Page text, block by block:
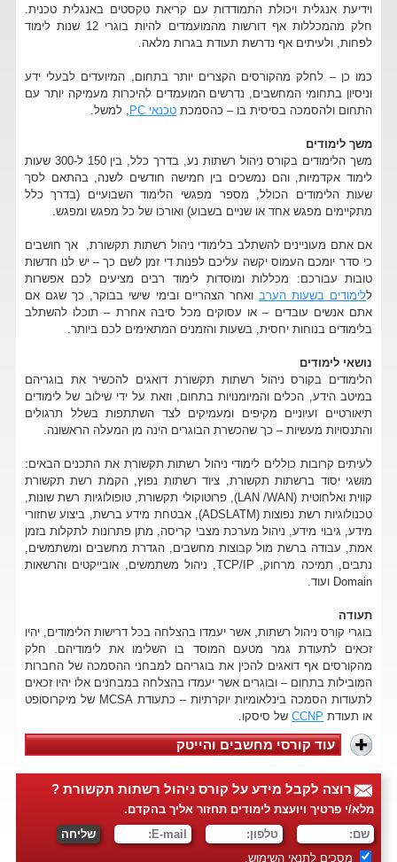
וידיעת אנגלית ויכולת התמודדות עם קריאת טקסטים באנגלית טכנית.
חלק מהמכללות אף דורשות מהמועמדים להיות בוגרי 12 שנות לימוד
לפחות, ולעיתים אף נדרשת תעודת בגרות מלאה.
כמו כן – לחלק מהקורסים הקצרים יותר בתחום, המיועדים לבעלי ידע
וניסיון בתחומי המחשבים, נדרשים המועמדים להיכרות מעמיקה יותר עם
התחום ולהסמכה בסיסית בו – כהסמכת טכנאי PC , למשל.
משך לימודים
משך הלימודים בקורס ניהול רשתות נע, בדרך כלל, בין 150 ל-300 שעות
לימוד אקדמיות, והם נמשכים בין חמישה חודשים לשנה, בהתאם לסך
שעות הלימודים הכולל, מספר מפגשי הלימוד השבועיים (בדרך כלל
מתקיימים מפגש אחד או שניים בשבוע) ואורכו של כל מפגש ומפגש.
אם אתם מעוניינים להשתלב בלימודי ניהול רשתות תקשורת, אך חושבים
כי סדר יומכם העמוס יקשה עליכם לפנות די זמן לשם כך – יש לנו חדשות
טובות עבורכם: מכללות ומוסדות לימוד רבים מציעים לכם אפשרות
ללימודים בשעות הערב ואחר הצהריים ובימי שישי בבוקר, כך שגם אם
אתם אנשים עובדים – או עסוקים מכל סיבה אחרת – תוכלו להשתלב
בלימודים בנוחות יחסית, בשעות והזמנים המתאימים לכם ביותר.
נושאי לימודים
הלימודים בקורס ניהול רשתות תקשורת דואגים להכשיר את בוגריהם
במיטב הידע, הכלים והמיומנויות בתחום, וזאת על ידי שילוב של לימודים
תיאורטיים ועיוניים מקיפים ומעמיקים לצד השתתפות בשלל תרגולים
והתנסויות מעשיות – כך שהכשרת הבוגרים הינה מן המעלה הראשונה.
לעיתים קרובות כוללים לימודי ניהול רשתות תקשורת את התכנים הבאים:
מושגי יסוד ברשתות תקשורת, ציוד רשתות נפוץ, הקמת רשת תקשורת
קווית ואלחוטית (LAN /WAN), פרוטוקולי תקשורת, טופולוגיות רשת שונות,
טכנולוגיות רשת נפוצות (ADSLATM), אבטחת מידע ברשת, ביצוע שחזורי
מידע, גיבוי מידע, ניהול מערכת מצבי קריסה, מתן פתרונות לתקלות בזמן
אמת, עבודה ברשת מול קבוצות מחשבים, הגדרת מחשבים ומשתמשים,
נתבים, תמיכה מרחוק, TCP/IP, ניהול משתמשים, אובייקטים והרשאות
Domain ועוד.
תעודה
בוגרי קורס ניהול רשתות, אשר יעמדו בהצלחה בכל דרישות הלימודים, יהיו
זכאים לתעודת גמר מטעם המוסד בו השלימו את לימודיהם. חלק
מהקורסים אף דואגים להכין את בוגריהם למבחני ההסמכה של החברות
המובילות בתחום – ובוגרים אשר יעמדו בהצלחה במבחנים אלו יהיו זכאים
לתעודות הסמכה בינלאומיות יוקרתיות – כתעודת MCSA של מיקרוסופט
או תעודת CCNPשל סיסקו.
עוד קורסי מחשבים והייטק
רוצה לקבל מידע על קורס ניהול רשתות תקשורת ?
מלא/י פרטיך ויועצת לימודים תחזור אליך בהקדם.
מסכים לתנאי השימוש